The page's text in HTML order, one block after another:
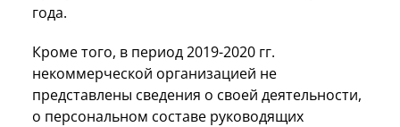
года.
Кроме того, в период 2019-2020 гг.
некоммерческой организацией не
представлены сведения о своей деятельности,
о персональном составе руководящих